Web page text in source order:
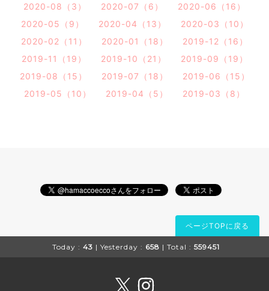
2020-08（3）
2020-07（6）
2020-06（16）
2020-05（9）
2020-04（13）
2020-03（10）
2020-02（11）
2020-01（18）
2019-12（16）
2019-11（19）
2019-10（21）
2019-09（19）
2019-08（15）
2019-07（18）
2019-06（15）
2019-05（10）
2019-04（5） 2019-03（8）
ページTOPに戻る
Today : 43 | Yesterday : 658 | Total : 559451